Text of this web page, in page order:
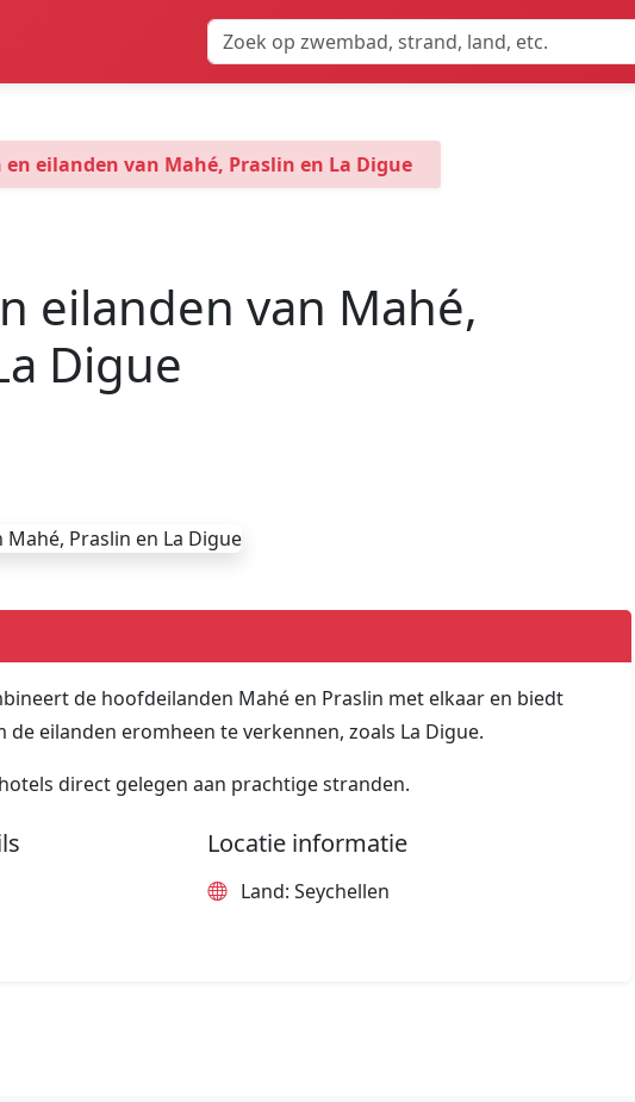
eilanden van Mahé, Praslin en La Digue
eilanden van Mahé,
Digue
de hoofdeilanden Mahé en Praslin met elkaar en biedt
eilanden eromheen te verkennen, zoals La Digue.
direct gelegen aan prachtige stranden.
Locatie informatie
Land: Seychellen